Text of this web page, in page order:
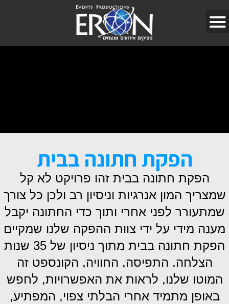
הפקת חתונה בבית
הפקת חתונה בבית זהו פרויקט לא קל
שמצריך המון אנרגיות וניסיון רב ולכן כל צורך
שמתעורר לפני אחרי ותוך כדי החתונה יקבל
מענה מידי על ידי צוות ההפקה שלנו שמקיים
הפקת חתונה בבית מתוך ניסיון של 35 שנות
הצלחה. התפיסה, החוויה, הקונספט זה
המוטו שלנו, לראות את האפשרויות, לחפש
באופן מתמיד אחרי הבלתי צפוי, המפתיע,